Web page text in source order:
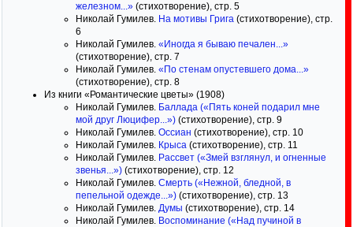
железном...» (стихотворение), стр. 5
Николай Гумилев. На мотивы Грига (стихотворение), стр.
6
Николай Гумилев. «Иногда я бываю печален...»
(стихотворение), стр. 7
Николай Гумилев. «По стенам опустевшего дома...»
(стихотворение), стр. 8
Из книги «Романтические цветы» (1908)
Николай Гумилев. Баллада («Пять коней подарил мне
мой друг Люцифер...») (стихотворение), стр. 9
Николай Гумилев. Оссиан (стихотворение), стр. 10
Николай Гумилев. Крыса (стихотворение), стр. 11
Николай Гумилев. Рассвет («Змей взглянул, и огненные
звенья...») (стихотворение), стр. 12
Николай Гумилев. Смерть («Нежной, бледной, в
пепельной одежде...») (стихотворение), стр. 13
Николай Гумилев. Думы (стихотворение), стр. 14
Николай Гумилев. Воспоминание («Над пучиной в